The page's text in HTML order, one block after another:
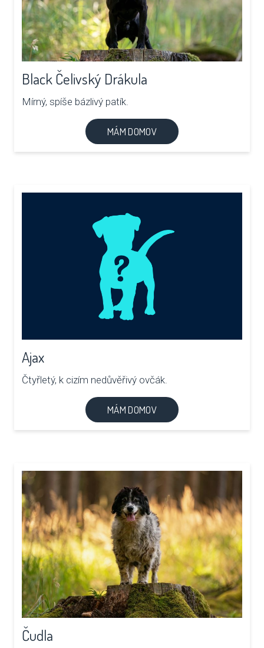
Black Čelivský Drákula
Mírný, spíše bázlivý patík.
MÁM DOMOV
Ajax
Čtyřletý, k cizím nedůvěřivý ovčák.
MÁM DOMOV
Čudla